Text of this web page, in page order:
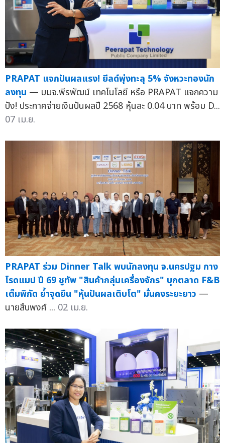
PRAPAT แจกปันผลแรง! ยีลด์พุ่งทะลุ 5% จังหวะทองนัก
ลงทุน — บมจ.พีรพัฒน์ เทคโนโลยี หรือ PRAPAT แจกความ
ปัง! ประกาศจ่ายเงินปันผลปี 2568 หุ้นละ 0.04 บาท พร้อม D...
07 เม.ย.
PRAPAT ร่วม Dinner Talk พบนักลงทุน จ.นครปฐม กาง
โรดแมป ปี 69 ชูทัพ "สินค้ากลุ่มเครื่องจักร" บุกตลาด F&B
เต็มพิกัด ย้ำจุดยืน "หุ้นปันผลเติบโต" มั่นคงระยะยาว —
นายสืบพงศ์ ... 02 เม.ย.